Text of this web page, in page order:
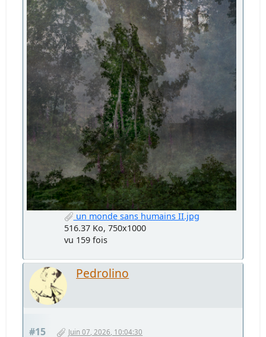
un monde sans humains II.jpg
516.37 Ko, 750x1000
vu 159 fois
Pedrolino
#15 Juin 07, 2026, 10:04:30